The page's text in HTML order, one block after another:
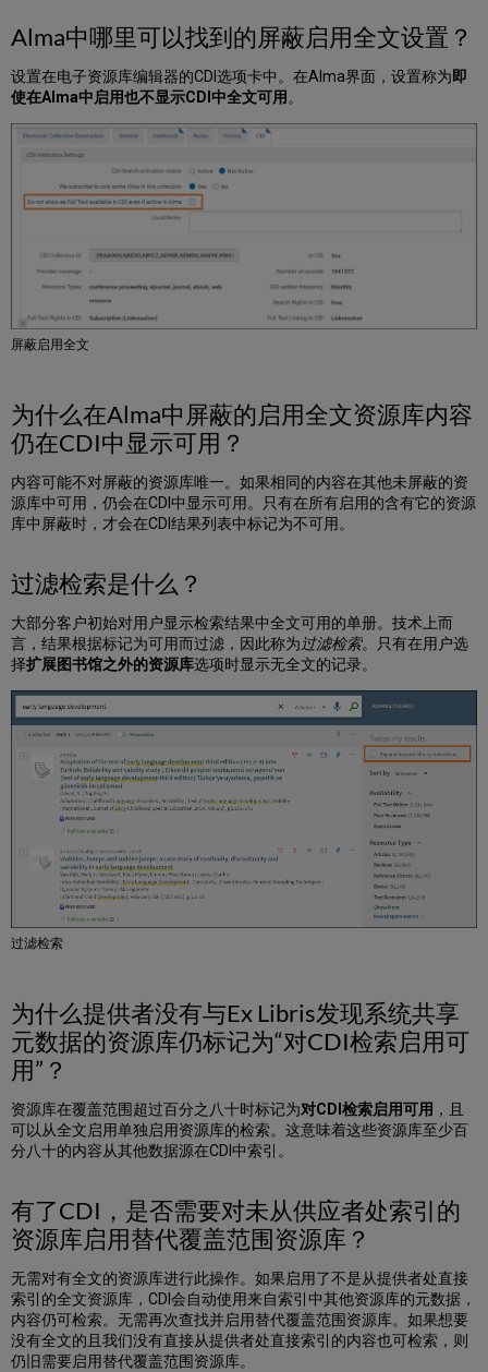
有
“对
CDI
检
启
用
用”
如
何
确
保
这
源
库
和
他
来
自
出
版
商
的
资
源
库
可
发
现？
为
什
么
文
档
指
示
动
可
用
子
资
源
辑
器
的
CDI
选
项
卡
中
Alma中哪里可以找到的屏蔽启用全文设置？
设置在电子资源库编辑器的CDI选项卡中。在Alma界面，设置称为即
使在Alma中启用也不显示CDI中全文可用。
屏蔽启用全文
为什么在Alma中屏蔽的启用全文资源库内容
仍在CDI中显示可用？
内容可能不对屏蔽的资源库唯一。如果相同的内容在其他未屏蔽的资
源库中可用，仍会在CDI中显示可用。只有在所有启用的含有它的资源
库中屏蔽时，才会在CDI结果列表中标记为不可用。
过滤检索是什么？
大部分客户初始对用户显示检索结果中全文可用的单册。技术上而
言，结果根据标记为可用而过滤，因此称为过滤检索。只有在用户选
择扩展图书馆之外的资源库选项时显示无全文的记录。
过滤检索
为什么提供者没有与Ex Libris发现系统共享
元数据的资源库仍标记为“对CDI检索启用可
用”？
资源库在覆盖范围超过百分之八十时标记为对CDI检索启用可用 ，且
可以从全文启用单独启用资源库的检索。这意味着这些资源库至少百
分八十的内容从其他数据源在CDI中索引。
有了CDI，是否需要对未从供应者处索引的
资源库启用替代覆盖范围资源库？
无需对有全文的资源库进行此操作。如果启用了不是从提供者处直接
索引的全文资源库，CDI会自动使用来自索引中其他资源库的元数据，
内容仍可检索。无需再次查找并启用替代覆盖范围资源库。如果想要
没有全文的且我们没有直接从提供者处直接索引的内容也可检索，则
仍旧需要启用替代覆盖范围资源库。